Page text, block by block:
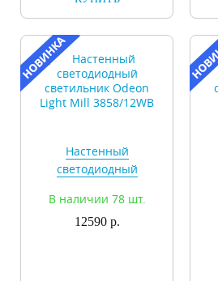
Настенный
светодиодный
Light Mill 3858/12WB
В наличии 78 шт.
12590 р.